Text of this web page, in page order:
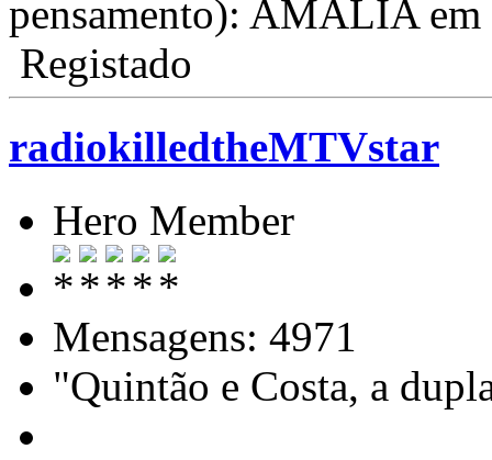
pensamento): AMALIA em
Registado
radiokilledtheMTVstar
Hero Member
Mensagens: 4971
"Quintão e Costa, a